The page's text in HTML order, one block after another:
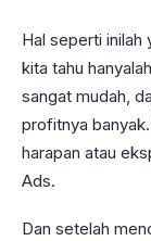
Hal seperti inilah
kita tahu
sangat mudah,
profitnya
harapan atau
Ads.
Dan setelah